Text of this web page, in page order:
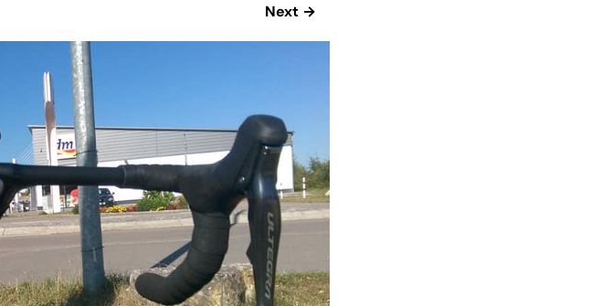
Next →